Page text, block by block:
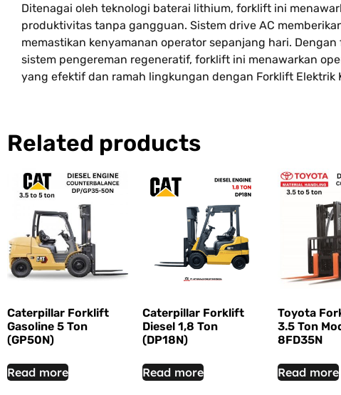
Ditenagai oleh teknologi baterai lithium, forklift ini
produktivitas tanpa gangguan. Sistem drive AC
memastikan kenyamanan operator sepanjang hari.
sistem pengereman regeneratif, forklift ini menawarkan
yang efektif dan ramah lingkungan dengan Forklift Elektrik
Related products
Caterpillar Forklift
Gasoline 5 Ton
(GP50N)
Read more
Caterpillar Forklift
Diesel 1,8 Ton
(DP18N)
Read more
Toyota
3.5 Ton
8FD35N
Read more